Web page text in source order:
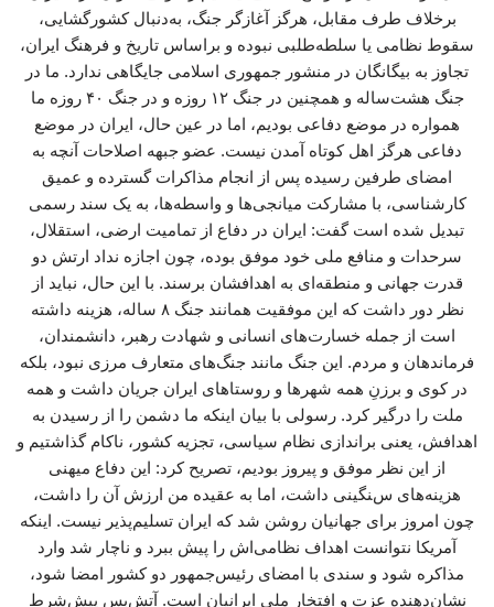
برخلاف طرف مقابل، هرگز آغازگر جنگ، به‌دنبال کشورگشایی،
سقوط نظامی یا سلطه‌طلبی نبوده و براساس تاریخ و فرهنگ ایران،
تجاوز به بیگانگان در منشور جمهوری اسلامی جایگاهی ندارد. ما در
جنگ هشت‌ساله و همچنین در جنگ ۱۲ روزه و در جنگ ۴۰ روزه ما
همواره در موضع دفاعی بودیم، اما در عین حال، ایران در موضع
دفاعی هرگز اهل کوتاه آمدن نیست. عضو جبهه اصلاحات آنچه به
امضای طرفین رسیده پس از انجام مذاکرات گسترده و عمیق
کارشناسی، با مشارکت میانجی‌ها و واسطه‌ها، به یک سند رسمی
تبدیل شده است گفت: ایران در دفاع از تمامیت ارضی، استقلال،
سرحدات و منافع ملی خود موفق بوده، چون اجازه نداد ارتش دو
قدرت جهانی و منطقه‌ای به اهدافشان برسند. با این حال، نباید از
نظر دور داشت که این موفقیت همانند جنگ ۸ ساله، هزینه‌ داشته
است از جمله خسارت‌های انسانی و شهادت رهبر، دانشمندان،
فرماندهان و مردم. این جنگ مانند جنگ‌های متعارف مرزی نبود، بلکه
در کوی و برزنِ همه شهرها و روستاهای ایران جریان داشت و همه
ملت را درگیر کرد. رسولی با بیان اینکه ما دشمن را از رسیدن به
اهدافش، یعنی براندازی نظام سیاسی، تجزیه کشور، ناکام گذاشتیم و
از این نظر موفق و پیروز بودیم، تصریح کرد: این دفاع میهنی
هزینه‌های سنگینی داشت، اما به عقیده من ارزش آن را داشت،
چون امروز برای جهانیان روشن شد که ایران تسلیم‌پذیر نیست. اینکه
آمریکا نتوانست اهداف نظامی‌اش را پیش ببرد و ناچار شد وارد
مذاکره شود و سندی با امضای رئیس‌جمهور دو کشور امضا شود،
نشان‌دهنده عزت و افتخار ملی ایرانیان است. آتش‌بس پیش‌شرط